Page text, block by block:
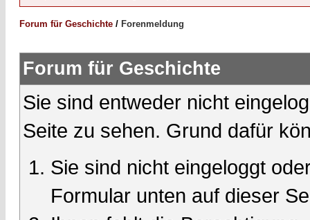
Forum für Geschichte / Forenmeldung
Forum für Geschichte
Sie sind entweder nicht
Seite zu sehen. Grund dafür
Sie sind nicht eingeloggt
Formular unten auf dieser